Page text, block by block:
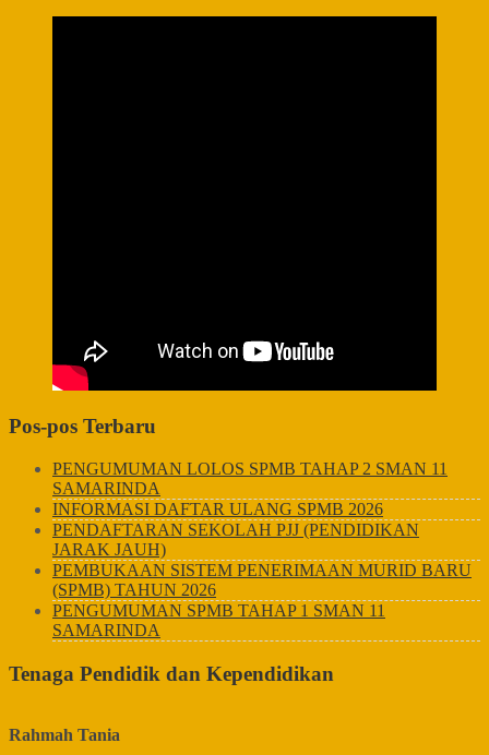
Pos-pos Terbaru
PENGUMUMAN LOLOS SPMB TAHAP 2 SMAN 11
SAMARINDA
INFORMASI DAFTAR ULANG SPMB 2026
PENDAFTARAN SEKOLAH PJJ (PENDIDIKAN
JARAK JAUH)
PEMBUKAAN SISTEM PENERIMAAN MURID BARU
(SPMB) TAHUN 2026
PENGUMUMAN SPMB TAHAP 1 SMAN 11
SAMARINDA
Tenaga Pendidik dan Kependidikan
Rahmah Tania